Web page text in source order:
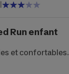
Run enfant
et confortables.